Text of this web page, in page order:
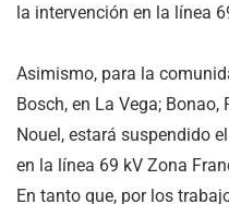
la intervención en la línea
Asimismo, para la
Bosch, en La Vega;
Nouel, estará suspendido
en la línea 69 kV Zona
En tanto que, por los